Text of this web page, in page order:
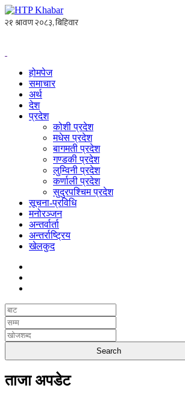
होमपेज
समाचार
अर्थ
देश
प्रदेश
कोशी प्रदेश
मधेस प्रदेश
बागमती प्रदेश
गण्डकी प्रदेश
लुम्विनी प्रदेश
कर्णाली प्रदेश
सुदुरपश्चिम प्रदेश
सूचना-प्रविधि
मनोरञ्जन
अन्तर्वार्ता
अन्तर्राष्ट्रिय
खेलकुद
ताजा अपडेट